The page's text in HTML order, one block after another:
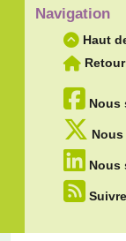
Navigation
Haut
Nous
Nous